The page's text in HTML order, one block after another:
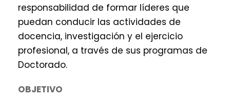
responsabilidad de formar líderes que
puedan conducir las actividades de
docencia, investigación y el ejercicio
profesional, a través de sus programas de
Doctorado.
OBJETIVO